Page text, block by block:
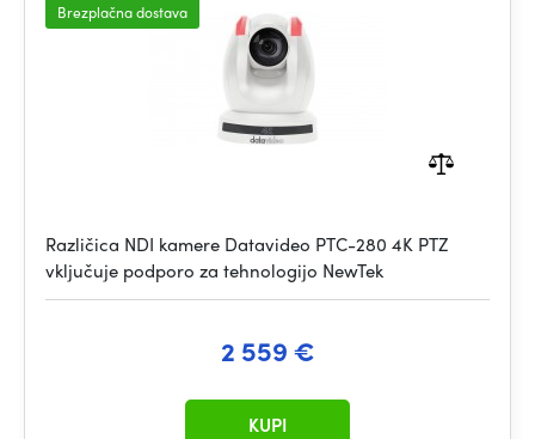
Brezplačna dostava
Različica NDI kamere Datavideo PTC-280 4K PTZ
vključuje podporo za tehnologijo NewTek
2 559 €
KUPI